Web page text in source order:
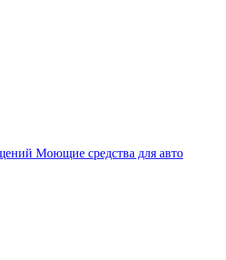
Моющие средства для авто